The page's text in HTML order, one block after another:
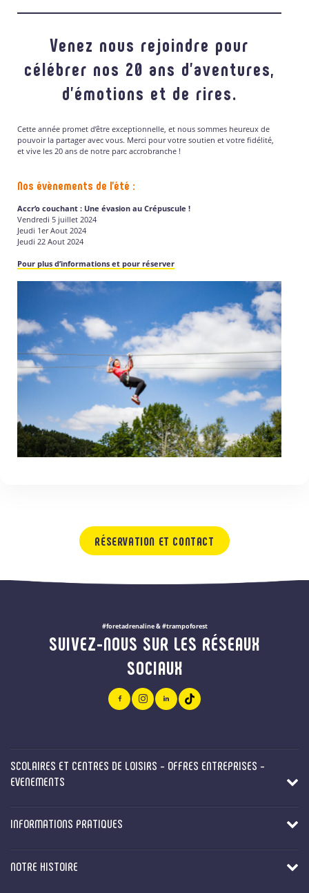
Venez nous rejoindre pour
célébrer nos 20 ans d’aventures,
d’émotions et de rires.
Cette année promet d’être exceptionnelle, et nous sommes heureux de
pouvoir la partager avec vous. Merci pour votre soutien et votre fidélité,
et vive les 20 ans de notre parc accrobranche !
Nos évènements de l’été :
Accr’o couchant : Une évasion au Crépuscule !
Vendredi 5 juillet 2024
Jeudi 1er Aout 2024
Jeudi 22 Aout 2024
Pour plus d’informations et pour réserver
RÉSERVATION ET CONTACT
#foretadrenaline & #trampoforest
SUIVEZ-NOUS SUR LES RÉSEAUX
SOCIAUX
SCOLAIRES ET CENTRES DE LOISIRS - OFFRES ENTREPRISES -
EVENEMENTS
INFORMATIONS PRATIQUES
NOTRE HISTOIRE